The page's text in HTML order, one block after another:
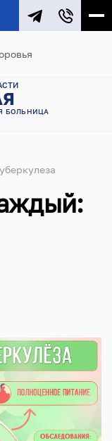
БОЛЬНИЦА